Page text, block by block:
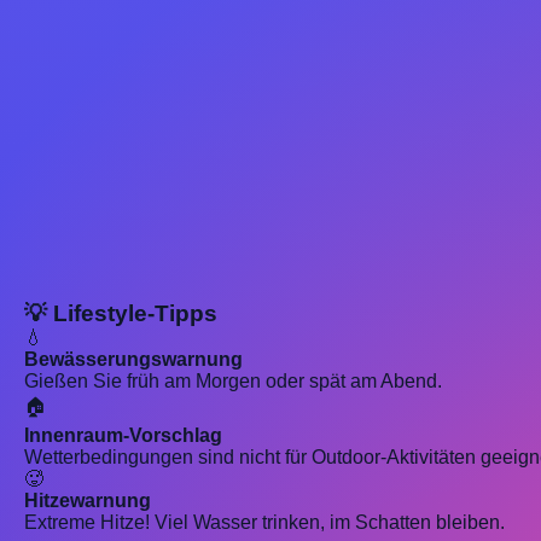
💡 Lifestyle-Tipps
💧
Bewässerungswarnung
Gießen Sie früh am Morgen oder spät am Abend.
🏠
Innenraum-Vorschlag
Wetterbedingungen sind nicht für Outdoor-Aktivitäten
🥵
Hitzewarnung
Extreme Hitze! Viel Wasser trinken, im Schatten bleiben.